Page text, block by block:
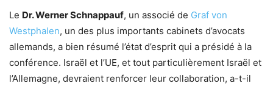
Le Dr. Werner Schnappauf, un associé de Graf von
Westphalen, un des plus importants cabinets d’avocats
allemands, a bien résumé l’état d’esprit qui a présidé à la
conférence. Israël et l’UE, et tout particulièrement Israël et
l’Allemagne, devraient renforcer leur collaboration, a-t-il